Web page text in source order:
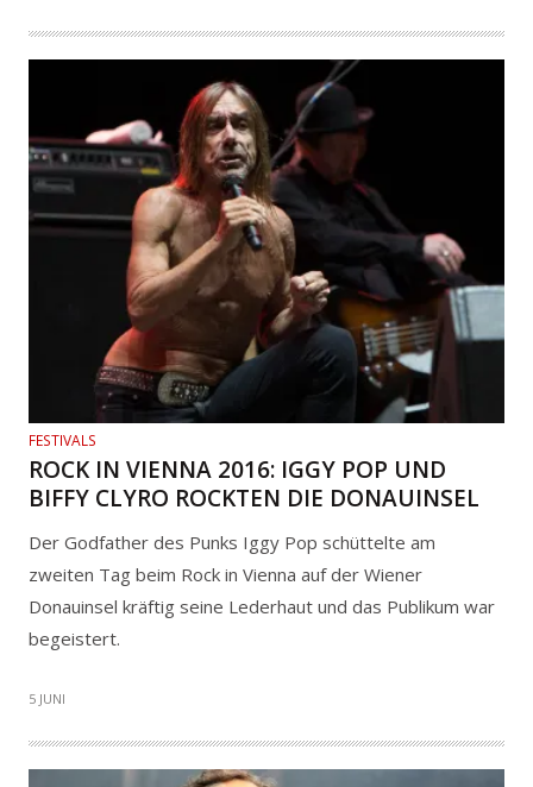
FESTIVALS
ROCK IN VIENNA 2016: IGGY POP UND
BIFFY CLYRO ROCKTEN DIE DONAUINSEL
Der Godfather des Punks Iggy Pop schüttelte am
zweiten Tag beim Rock in Vienna auf der Wiener
Donauinsel kräftig seine Lederhaut und das Publikum war
begeistert.
5 JUNI